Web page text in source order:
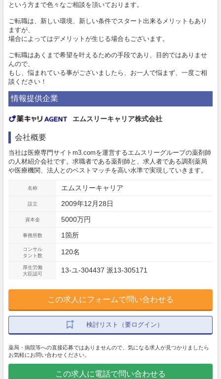
という方まで色々なご相談を頂いております。
ご転職は、新しい環境、新しい条件でスタート出来るメリットもあり
ますが、
場合によってはデメリットが生じる場合もございます。
ご転職はあくまで希望を叶えるための手段であり、目的ではありませ
んので、
もし、悩まれている事がございましたら、お一人で悩まず、一度ご相
談ください！
情報提供企業
エムスリーキャリア株式会社
会社概要
当社は医療専門サイトm3.comを運営するエムスリーグループの薬剤師
の人材紹介会社です。求職者である薬剤師と、求人者である調剤薬局
や医療機関、法人とのベストマッチを高い水準で実現していきます。
名称 エムスリーキャリア
設立 2009年12月28日
資本金 5000万円
事務所数 1箇所
コンサル
タント数
120名
厚生労働
大臣認可
13-ユ-304437 派13-305171
この求人にフォームで問い合わせる
検討リスト（要ログイン）
薬局・病院等への直接応募ではありませんので、気になる求人が見つかりましたら
お気軽にお問い合わせください。
この求人に電話で問い合わせる